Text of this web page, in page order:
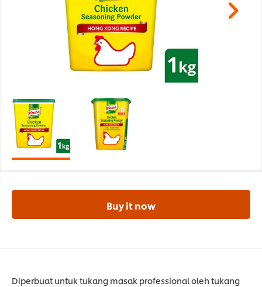
Diperbuat untuk tukang masak professional oleh tukang
Buy it now